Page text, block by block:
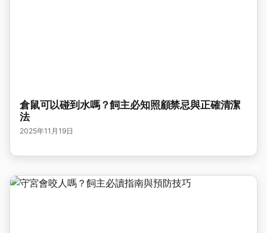
倉鼠可以碰到水嗎？飼主必知照顧禁忌與正確清潔
法
2025年11月19日